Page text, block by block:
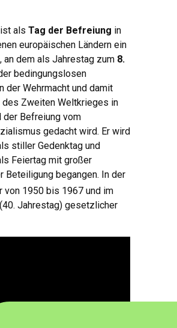
als Tag der Befreiung in
europäischen Ländern ein
an dem als Jahrestag zum 8.
bedingungslosen
der Wehrmacht und damit
des Zweiten Weltkrieges in
der Befreiung vom
gedacht wird. Er wird
stiller Gedenktag und
Feiertag mit großer
Beteiligung begangen. In der
von 1950 bis 1967 und im
Jahrestag) gesetzlicher